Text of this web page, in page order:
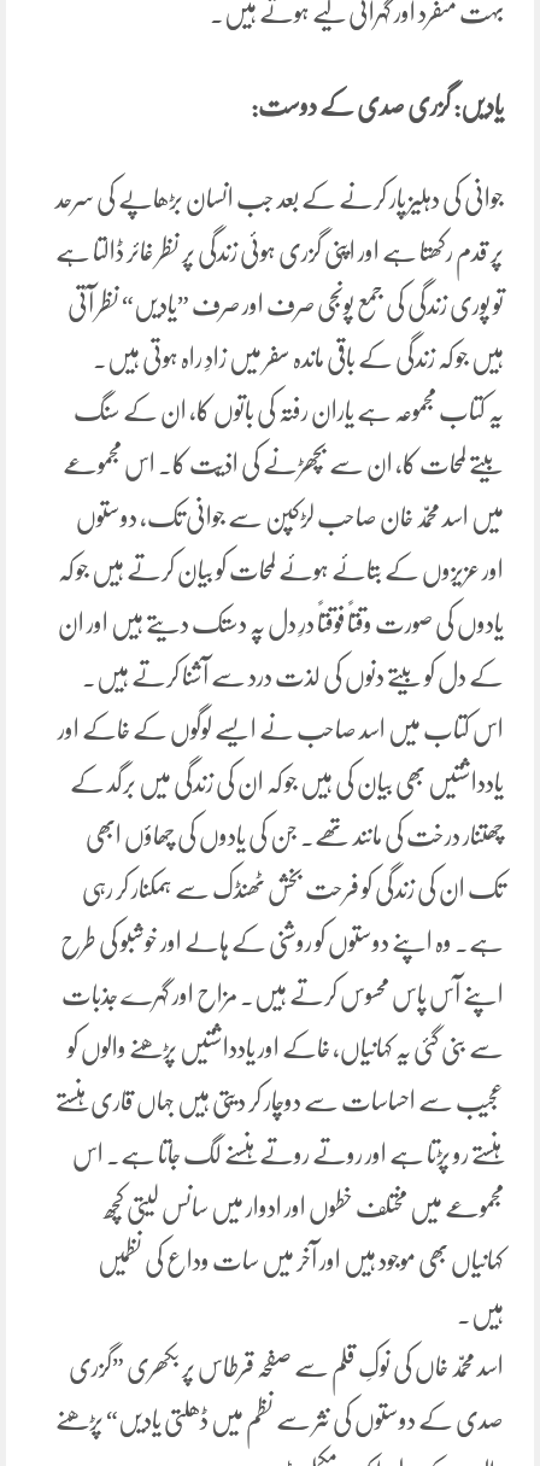
بہت منفرد اور گہرائی لیے ہوتے ہیں۔
یادیں: گزری صدی کے دوست:
جوانی کی دہلیز پار کرنے کے بعد جب انسان بڑھاپے کی سرحد
پر قدم رکھتا ہے اور اپنی گزری ہوئی زندگی پر نظر غائر ڈالتا ہے
تو پوری زندگی کی جمع پونجی صرف اور صرف ”یادیں“ نظر آتی
ہیں جو کہ زندگی کے باقی ماندہ سفر میں زادِ راہ ہوتی ہیں۔
یہ کتاب مجموعہ ہے یاران رفتہ کی باتوں کا، ان کے سنگ
بیتے لمحات کا، ان سے بچھڑنے کی اذیّت کا. اس مجموعے
میں اسد محمّد خان صاحب لڑکپن سے جوانی تک، دوستوں
اور عزیزوں کے بتائے ہوئے لمحات کو بیان کرتے ہیں جو کہ
یادوں کی صورت وقتاً فوقتاً درِ دل پہ دستک دیتے ہیں اور ان
کے دل کو بیتے دنوں کی لذت درد سے آشنا کرتے ہیں۔
اس کتاب میں اسد صاحب نے ایسے لوگوں کے خاکے اور
یادداشتیں بھی بیان کی ہیں جو کہ ان کی زندگی میں برگد کے
چھتنار درخت کی مانند تھے۔ جن کی یادوں کی چھاؤں ابھی
تک ان کی زندگی کو فرحت بخش ٹھنڈک سے ہمکنار کر رہی
ہے۔ وہ اپنے دوستوں کو روشنی کے ہالے اور خوشبو کی طرح
اپنے آس پاس محسوس کرتے ہیں۔ مزاح اور گہرے جذبات
سے بنی گئی یہ کہانیاں، خاکے اور یادداشتیں پڑھنے والوں کو
عجیب سے احساسات سے دوچار کر دیتی ہیں جہاں قاری ہنستے
ہنستے رو پڑتا ہے اور روتے روتے ہنسنے لگ جاتا ہے۔ اس
مجموعے میں مختلف خطوں اور ادوار میں سانس لیتی کچھ
کہانیاں بھی موجود ہیں اور آخر میں سات وداع کی نظمیں
ہیں۔
اسد محمّد خاں کی نوکِ قلم سے صفحہ قرطاس پر بکھری ”گزری
صدی کے دوستوں کی نثر سے نظم میں ڈھلتی یادیں“ پڑھنے